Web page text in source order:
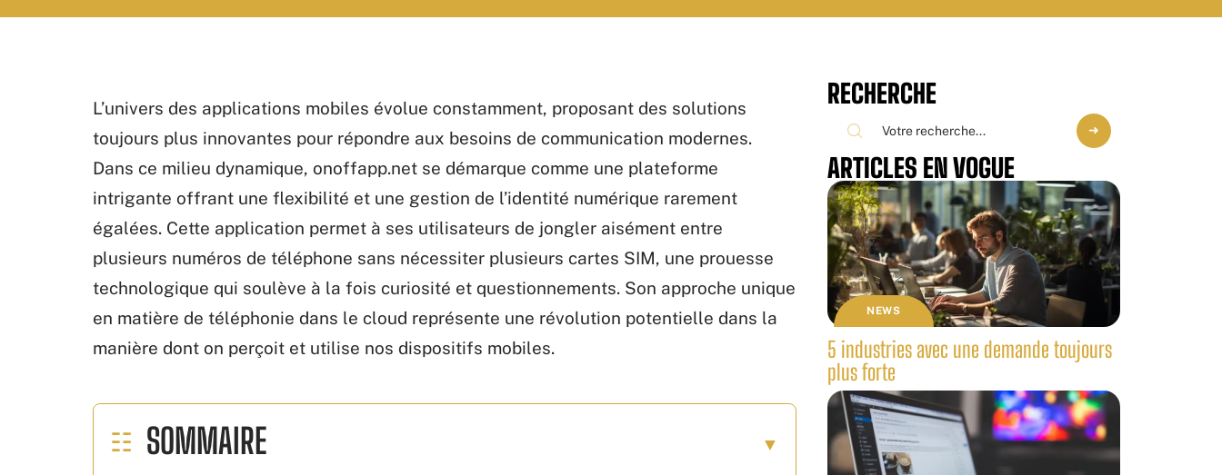
L’univers des applications mobiles évolue constamment, proposant des solutions
toujours plus innovantes pour répondre aux besoins de communication modernes.
Dans ce milieu dynamique, onoffapp.net se démarque comme une plateforme
intrigante offrant une flexibilité et une gestion de l’identité numérique rarement
égalées. Cette application permet à ses utilisateurs de jongler aisément entre
plusieurs numéros de téléphone sans nécessiter plusieurs cartes SIM, une prouesse
technologique qui soulève à la fois curiosité et questionnements. Son approche unique
en matière de téléphonie dans le cloud représente une révolution potentielle dans la
manière dont on perçoit et utilise nos dispositifs mobiles.
SOMMAIRE
RECHERCHE
ARTICLES EN VOGUE
NEWS
5 industries avec une demande toujours
plus forte